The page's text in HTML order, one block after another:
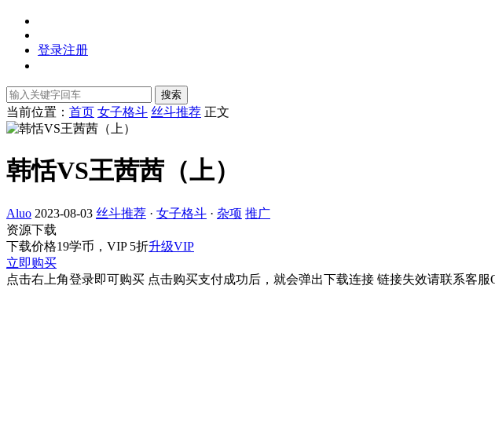
登录注册
搜索
当前位置： 首页 女子格斗 丝斗推荐 正文
韩恬VS王茜茜（上）
Aluo 2023-08-03 丝斗推荐 · 女子格斗 · 杂项 推广
资源下载
下载价格19学币，VIP 5折升级VIP
立即购买
点击右上角登录即可购买 点击购买支付成功后，就会弹出下载连接 链接失效请联系客服